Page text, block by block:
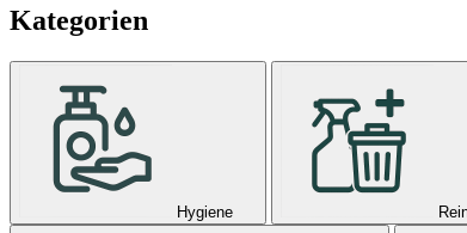
Kategorien
Hygiene